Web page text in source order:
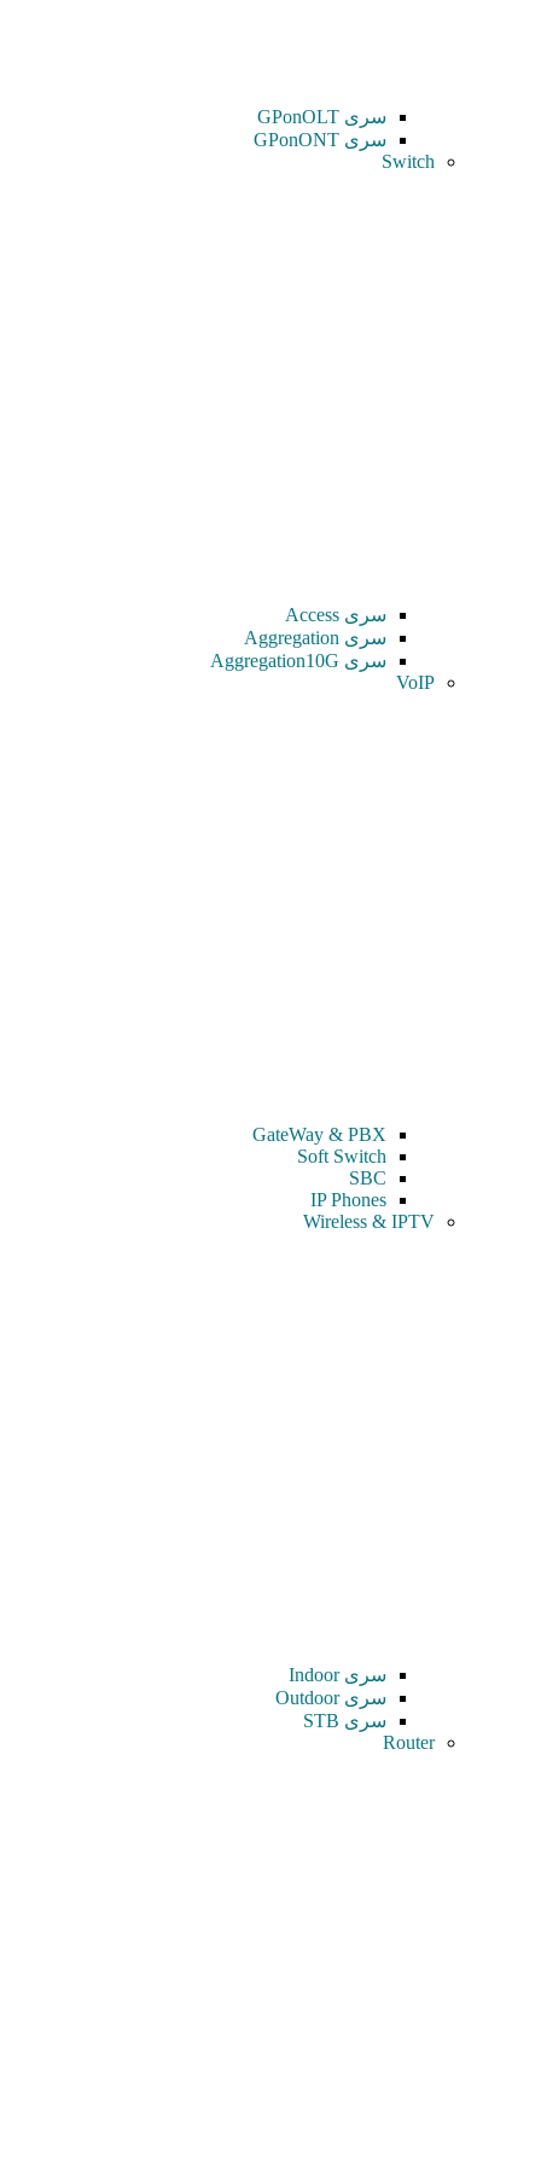
سری GPonOLT
سری GPonONT
Switch
سری Access
سری Aggregation
سری Aggregation10G
VoIP
GateWay & PBX
Soft Switch
SBC
IP Phones
Wireless & IPTV
سری Indoor
سری Outdoor
سری STB
Router